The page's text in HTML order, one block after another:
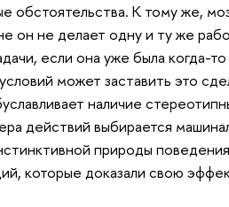
обстоятельства. К тому же,
он не делает одну и ту же
если она уже была когда-
может заставить это
наличие
действий выбирается
природы
которые доказали свою